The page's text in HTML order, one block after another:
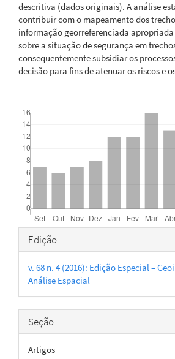
descritiva (dados originais). A análise
contribuir com o mapeamento dos
informação georreferenciada
sobre a situação de segurança em
consequentemente subsidiar os
decisão para fins de atenuar os riscos e
Detalhes
do
artigo
Edição
v. 68 n. 4 (2016): Edição Especial –
Análise Espacial
Seção
Artigos